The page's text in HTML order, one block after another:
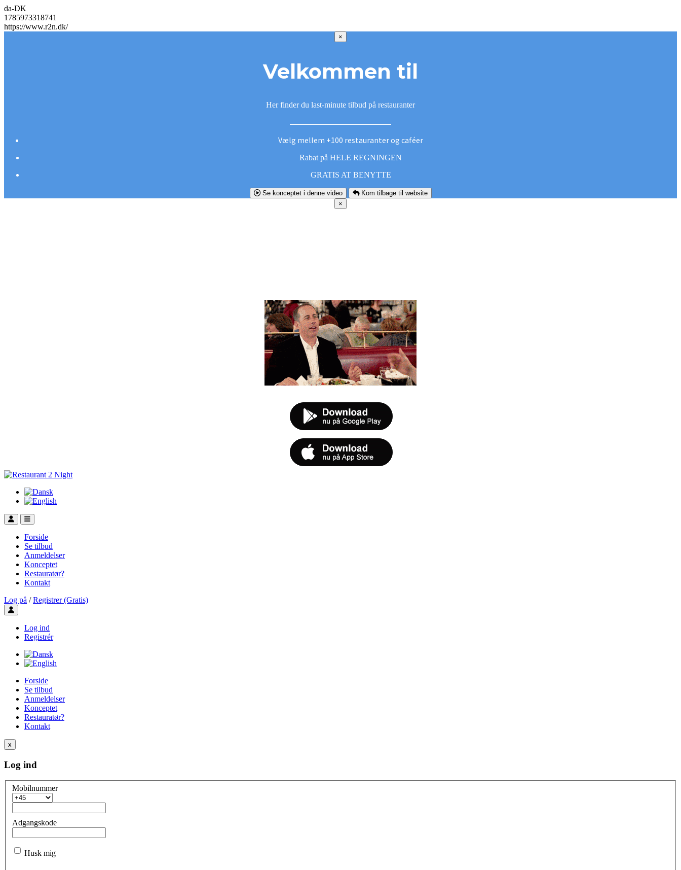
da-DK
1785973318741
https://www.r2n.dk/
×
Velkommen til
Her finder du last-minute tilbud på restauranter
Vælg mellem +100 restauranter og caféer
Rabat på HELE REGNINGEN
GRATIS AT BENYTTE
Se konceptet i denne video
Kom tilbage til website
×
Forside
Se tilbud
Anmeldelser
Konceptet
Restauratør?
Kontakt
Log på / Registrer (Gratis)
Toggle user menu
Log ind
Registrér
Forside
Se tilbud
Anmeldelser
Konceptet
Restauratør?
Kontakt
x
Log ind
Mobilnummer
Adgangskode
Husk mig